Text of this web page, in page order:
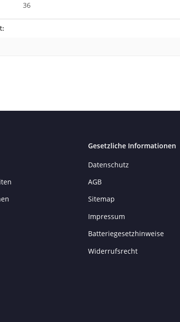
36
Gesetzliche Informationen
Datenschutz
AGB
Sitemap
Impressum
Batteriegesetzhinweise
Widerrufsrecht